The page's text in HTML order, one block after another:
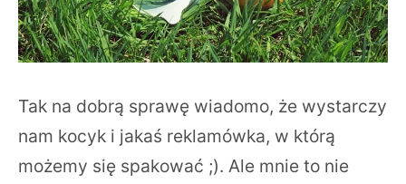
Tak na dobrą sprawę wiadomo, że wystarczy
nam kocyk i jakaś reklamówka, w którą
możemy się spakować ;). Ale mnie to nie